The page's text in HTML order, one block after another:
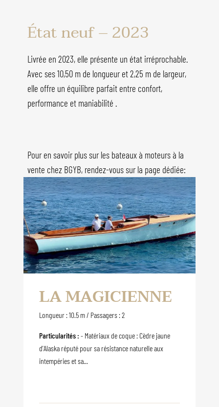
État neuf – 2023
Livrée en 2023, elle présente un état irréprochable.
Avec ses 10,50 m de longueur et 2,25 m de largeur,
elle offre un équilibre parfait entre confort,
performance et maniabilité .
Pour en savoir plus sur les bateaux à moteurs à la
vente chez BGYB, rendez-vous sur la page dédiée:
LA MAGICIENNE
Longueur : 10.5 m / Passagers : 2
Particularités : - Matériaux de coque : Cèdre jaune
d'Alaska réputé pour sa résistance naturelle aux
intempéries et sa...